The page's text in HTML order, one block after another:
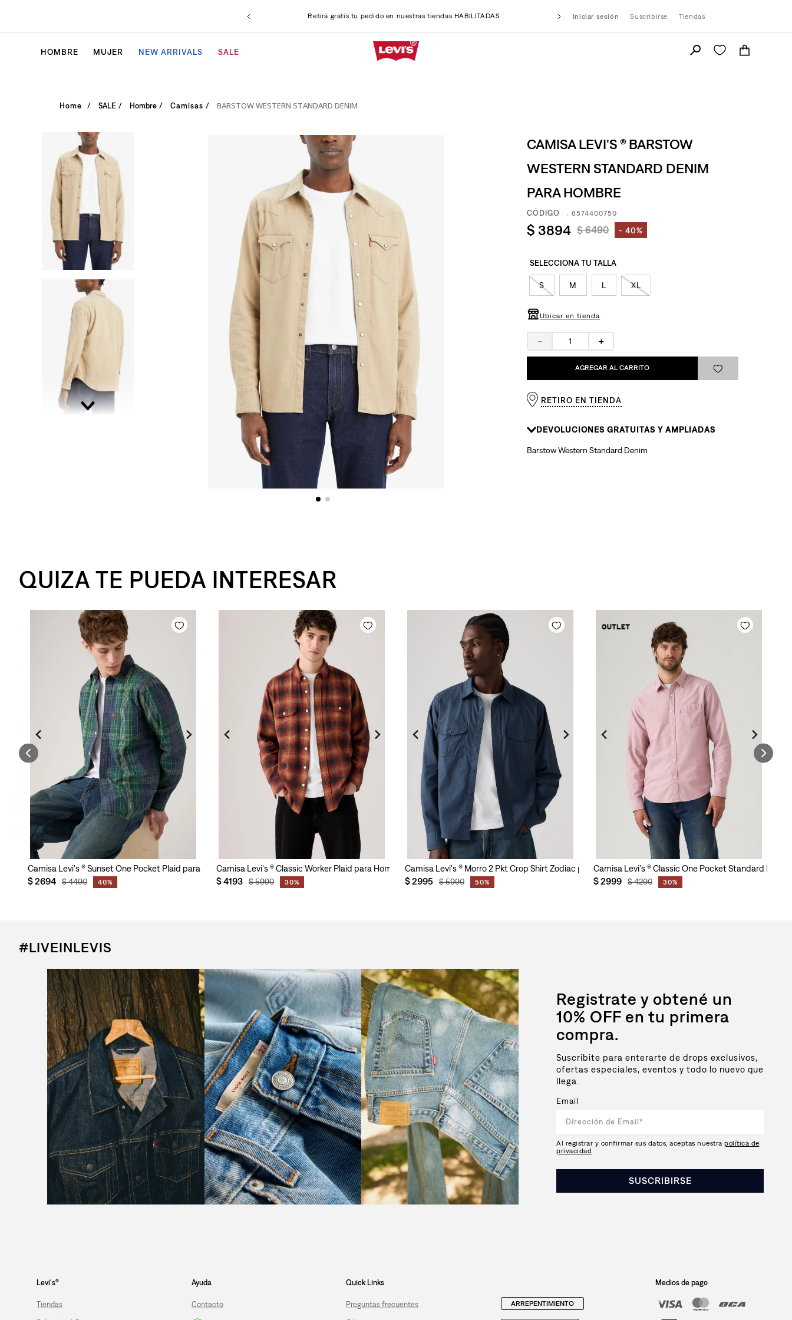
Retirá gratis tu pedido en nuestras tiendas HABILITADAS Iniciar sesión Suscribirse Tiendas
HOMBRE MUJER NEW ARRIVALS SALE
SALE Hombre Camisas BARSTOW WESTERN STANDARD DENIM
CAMISA LEVI'S ® BARSTOW
WESTERN STANDARD DENIM
PARA HOMBRE
:8574400750
$ 3894 $ 6490 40%
S M L XL
Ubicar en tienda
＋
－
AGREGAR AL CARRITO
RETIRO EN TIENDA
DEVOLUCIONES GRATUITAS Y AMPLIADAS
Barstow Western Standard Denim
QUIZA TE PUEDA INTERESAR
Camisa Levi's ® Sunset One Pocket Plaid para Hombre
$2694 $4490 40%
Camisa Levi's ® Classic Worker Plaid para Hombre
$4193 $5990 30%
Camisa Levi's ® Morro 2 Pkt Crop Shirt Zodiac para Hombre
$2995 $5990 50%
Camisa Levi's ® Classic One Pocket Standard Ru et
$2999 $4290 30%
#LIVEINLEVIS
Registrate y obtené un
10% OFF en tu primera
compra.
Suscribite para enterarte de drops exclusivos,
ofertas especiales, eventos y todo lo nuevo que
llega.
Email
Al registrar y confirmar sus datos, aceptas nuestra política de
privacidad
SUSCRIBIRSE
Levi's®
Tiendas
Ayuda
Contacto
Quick Links
Preguntas frecuentes ARREPENTIMIENTO
Medios de pago